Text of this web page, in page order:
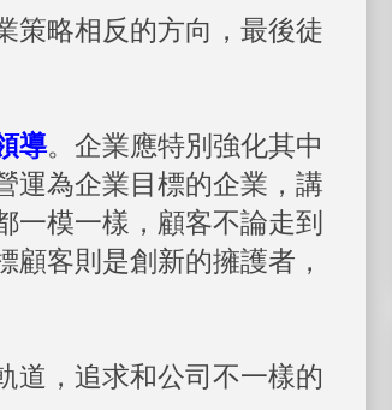
策略相反的方向，最後徒
導。企業應特別強化其中
運為企業目標的企業，講
一模一樣，顧客不論走到
客則是創新的擁護者，
道，追求和公司不一樣的